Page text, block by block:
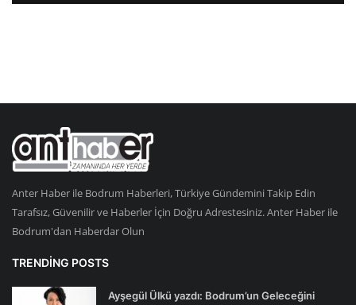
Anter Haber ile Bodrum Haberleri, Türkiye Gündemini Takip Edin
Tarafsız, Güvenilir ve Haberler İçin Doğru Adrestesiniz. Anter Haber ile
Bodrum'dan Haberdar Olun
TRENDING POSTS
Ayşegül Ülkü yazdı: Bodrum’un Geleceğini